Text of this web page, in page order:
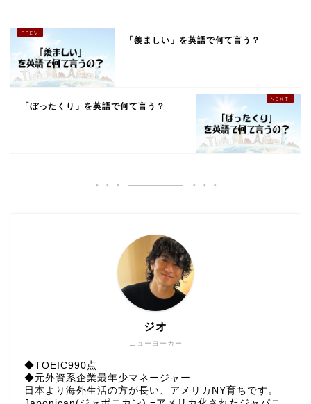
「羨ましい」を英語で何て言う？
「ぼったくり」を英語で何て言う？
ニューヨーカー
ジオ
◆TOEIC990点
◆元外資系企業最年少マネージャー
日本より海外生活の方が長い、アメリカNY育ちです。